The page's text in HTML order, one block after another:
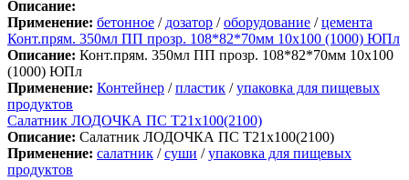
Описание:
Применение: бетонное / дозатор /оборудование /цемента
Конт.прям. 350мл ПП прозр. 108*82*70мм 10х100 (1000) ЮПл
Описание: Конт.прям. 350мл ПП прозр. 108*82*70мм 10х100
(1000) ЮПл
Применение: Контейнер /пластик /упаковка для пищевых
продуктов
Салатник ЛОДОЧКА ПС Т21х100(2100)
Описание: Салатник ЛОДОЧКА ПС Т21х100(2100)
Применение: салатник /суши /упаковка для пищевых
продуктов